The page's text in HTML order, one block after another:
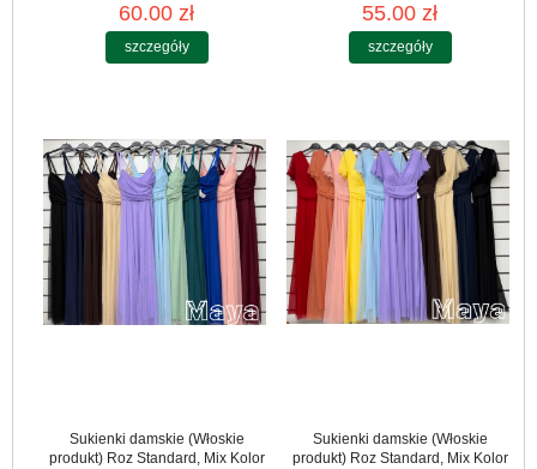
60.00 zł
szczegóły
55.00 zł
szczegóły
Sukienki damskie (Włoskie
produkt) Roz Standard, Mix Kolor
Sukienki damskie (Włoskie
produkt) Roz Standard, Mix Kolor